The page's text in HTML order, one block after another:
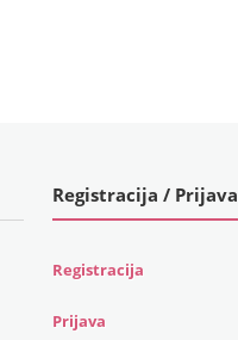
Registracija / Prijava
Registracija
Prijava